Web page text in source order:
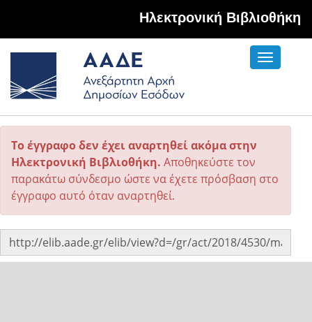
Hλεκτρονική Βιβλιοθήκη
Toggle
Το έγγραφο δεν έχει αναρτηθεί ακόμα στην
Ηλεκτρονική Βιβλιοθήκη. Αποθηκεύστε τον
παρακάτω σύνδεσμο ώστε να έχετε πρόσβαση στο
έγγραφο αυτό όταν αναρτηθεί.